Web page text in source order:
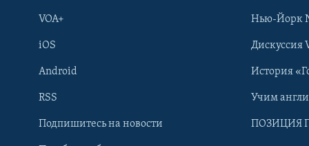
Learning English
VOA+
iOS
Android
RSS
Подпишитесь на новости
Нью-Йорк
Дискуссия
История
Учим
ПОЗИЦИЯ